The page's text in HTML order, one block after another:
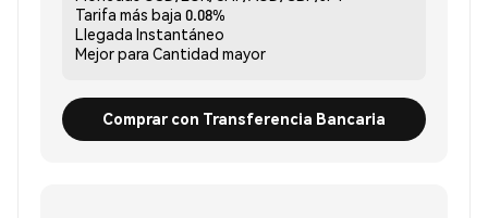
Tarifa más baja 0.08%
Llegada Instantáneo
Mejor para Cantidad mayor
Comprar con Transferencia Bancaria